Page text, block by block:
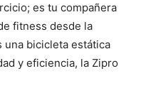
es tu compañera
fitness desde la
una bicicleta estática
y eficiencia, la Zipro